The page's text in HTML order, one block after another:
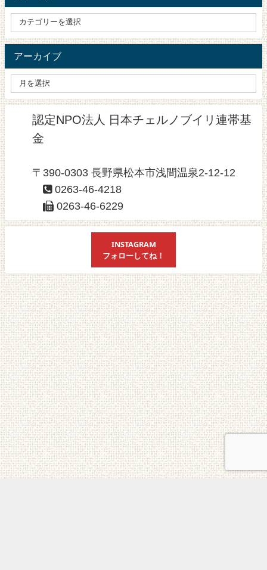
アーカイブ
認定NPO法人 日本チェルノブイリ連帯基
金
〒390-0303 長野県松本市浅間温泉2-12-12
0263-46-4218
0263-46-6229
INSTAGRAM
フォローしてね！